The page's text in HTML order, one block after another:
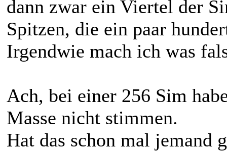
dann zwar ein Viertel der
Spitzen, die ein paar
Irgendwie mach ich was
Ach, bei einer 256 Sim
Masse nicht stimmen.
Hat das schon mal jemand